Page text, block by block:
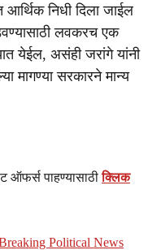
आर्थिक निधी दिला जाईल
लवकरच एक
येईल, असंही जरांगे यांनी
मागण्या सरकारने मान्य
ऑफर्स पाहण्यासाठीक्लिक
Political News